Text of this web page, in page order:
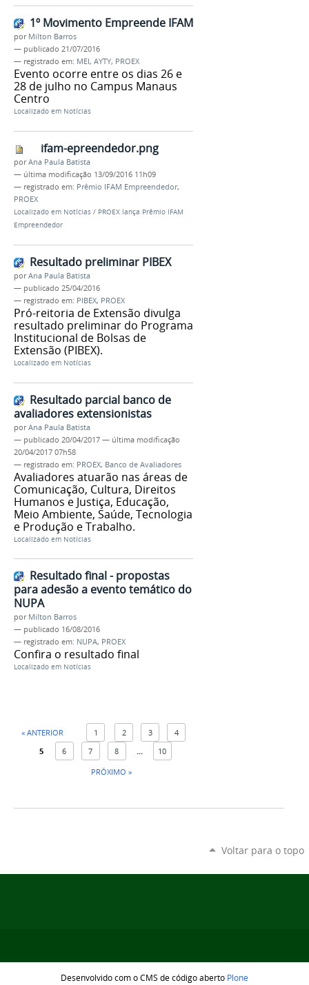
1º Movimento Empreende IFAM
por Milton Barros
— publicado 21/07/2016
— registrado em: MEI, AYTY, PROEX
Evento ocorre entre os dias 26 e
28 de julho no Campus Manaus
Centro
Localizado em Notícias
ifam-epreendedor.png
porAna Paula Batista
— última modificação 13/09/2016 11h09
— registrado em: Prêmio IFAM Empreendedor,
PROEX
Localizado em Notícias / PROEX lança Prêmio IFAM
Empreendedor
Resultado preliminar PIBEX
porAna Paula Batista
— publicado 25/04/2016
— registrado em: PIBEX, PROEX
Pró-reitoria de Extensão divulga
resultado preliminar do Programa
Institucional de Bolsas de
Extensão (PIBEX).
Localizado em Notícias
Resultado parcial banco de
avaliadores extensionistas
porAna Paula Batista
— publicado 20/04/2017 — última modificação
20/04/2017 07h58
— registrado em: PROEX, Banco de Avaliadores
Avaliadores atuarão nas áreas de
Comunicação, Cultura, Direitos
Humanos e Justiça, Educação,
Meio Ambiente, Saúde, Tecnologia
e Produção e Trabalho.
Localizado em Notícias
Resultado final - propostas
para adesão a evento temático do
NUPA
por Milton Barros
— publicado 16/08/2016
— registrado em: NUPA, PROEX
Confira o resultado final
Localizado em Notícias
« ANTERIOR 1 2 3
4
5
6 7 8 ...
10
PRÓXIMO »
Voltar para o topo
Desenvolvido com o CMS de código aberto Plone